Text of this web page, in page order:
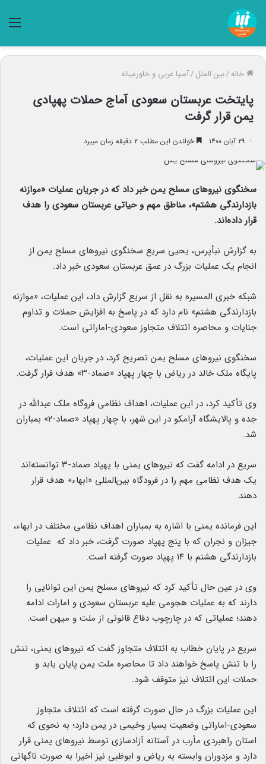
خانه/بین الملل/آسیا غربی و خاورمیانه
پایتخت عربستان سعودی آماج حملات پهپادی
یمن قرار گرفت
۲۹ آبان ۱۴۰۰ خواندن این مطلب ۲ دقیقه زمان میبرد
سخنگوی نیروهای مسلح یمن خبر داد که در جریان عملیات «موازنه
بازدارندگی هشتم»، مناطق مهم و حیاتی عربستان سعودی را هدف
قرار داده‌اند.
به گزارش نبأپرس، یحیی سریع سخنگوی نیروهای مسلح یمن از
انجام یک عملیات بزرگ در عمق عربستان سعودی خبر داد.
شبکه خبری المسیره به نقل از سریع گزارش داد، این عملیات، «موازنه
بازدارندگی هشتم» نام دارد که در پاسخ به افزایش حملات و تداوم
جنایات و محاصره ائتلاف متجاوز سعودی-اماراتی است.
سخنگوی نیروهای مسلح یمن تصریح کرد، در جریان این عملیات،
پایگاه ملک خالد در ریاض با چهار پهپاد «صماد-۳» هدف قرار گرفت.
وی تأکید کرد، در این عملیات، اهداف نظامی فروگاه ملک عبدالله در
جده و پالایشگاه آرامکو در این شهر، با چهار پهپاد «صماد-۲» بمباران
شد.
سریع در ادامه گفت که نیروهای یمنی با پهپاد صماد-۳ توانسته‌اند
یک هدف نظامی مهم را در فرودگاه بین‌المللی «ابهاء» هدف قرار
دهند.
این فرمانده یمنی با اشاره به بمباران اهداف نظامی مختلف در ابهاء،
جیزان و نجران که با پنج پهپاد صورت گرفت، خبر داد که عملیات
بازدارندگی هشتم با ۱۴ پهپاد صورت گرفته است.
وی در عین حال تأکید کرد که نیروهای مسلح یمن این توانایی را
دارند که به عملیات هجومی علیه عربستان سعودی و امارات ادامه
دهند؛ عملیاتی که در چارچوب دفاع قانونی از ملت و میهن است.
سریع در پایان خطاب به ائتلاف متجاوز گفت که نیروهای یمنی، تنش
را با تنش پاسخ خواهند داد تا محاصره ملت یمن پایان یابد و
حملات این ائتلاف نیز متوقف شود.
این عملیات بزرگ در حال صورت گرفته است که ائتلاف متجاوز
سعودی-اماراتی وضعیت بسیار وخیمی در یمن دارد؛ به نحوی که
استان راهبردی مأرب در آستانه آزادسازی توسط نیروهای یمنی قرار
دارد و مزدوران وابسته به ریاض و ابوظبی نیز اخیرا به صورت ناگهانی